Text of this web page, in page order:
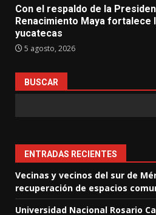
Con el respaldo de la
Renacimiento Maya fortalece
yucatecas
5 agosto, 2026
BUSCAR
ENTRADAS RECIENTES
Vecinas y vecinos del sur de
recuperación de espacios
Universidad Nacional Rosario